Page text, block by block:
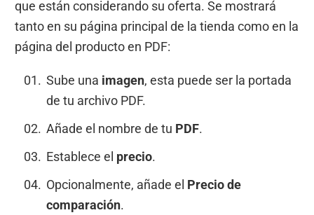
que están considerando su oferta. Se mostrará
tanto en su página principal de la tienda como en la
página del producto en PDF:
Sube una imagen, esta puede ser la portada
de tu archivo PDF.
Añade el nombre de tu PDF.
Establece el precio.
Opcionalmente, añade el Precio de
comparación.